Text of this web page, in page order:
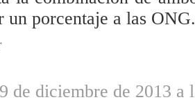
un porcentaje a las
9 de diciembre de 2013 a